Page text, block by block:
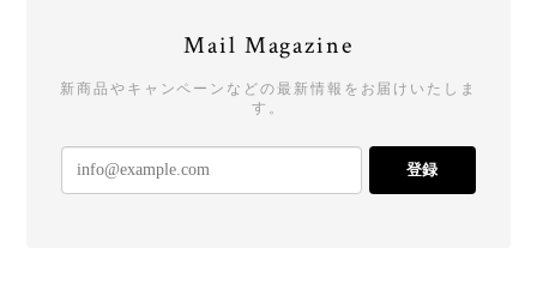
Mail Magazine
新商品やキャンペーンなどの最新情報をお届けいたしま
す。
登録